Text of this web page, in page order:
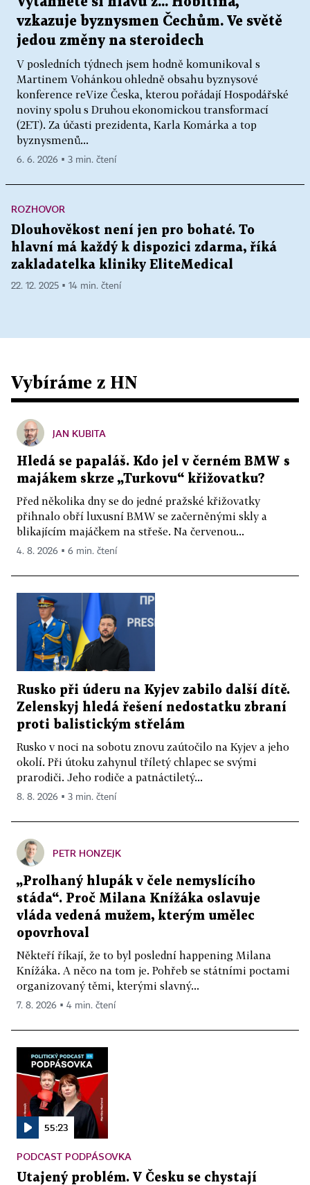
vzkazuje byznysmen Čechům. Ve světě
jedou změny na steroidech
V posledních týdnech jsem hodně komunikoval s
Martinem Vohánkou ohledně obsahu byznysové
konference reVize Česka, kterou pořádají Hospodářské
noviny spolu s Druhou ekonomickou transformací
(2ET). Za účasti prezidenta, Karla Komárka a top
byznysmenů...
6. 6. 2026 ▪ 3 min. čtení
ROZHOVOR
Dlouhověkost není jen pro bohaté. To
hlavní má každý k dispozici zdarma, říká
zakladatelka kliniky EliteMedical
22. 12. 2025 ▪ 14 min. čtení
Vybíráme z HN
JAN KUBITA
Hledá se papaláš. Kdo jel v černém BMW s
majákem skrze „Turkovu“ křižovatku?
Před několika dny se do jedné pražské křižovatky
přihnalo obří luxusní BMW se začerněnými skly a
blikajícím majáčkem na střeše. Na červenou...
4. 8. 2026 ▪ 6 min. čtení
Rusko při úderu na Kyjev zabilo další dítě.
Zelenskyj hledá řešení nedostatku zbraní
proti balistickým střelám
Rusko v noci na sobotu znovu zaútočilo na Kyjev a jeho
okolí. Při útoku zahynul tříletý chlapec se svými
prarodiči. Jeho rodiče a patnáctiletý...
8. 8. 2026 ▪ 3 min. čtení
PETR HONZEJK
„Prolhaný hlupák v čele nemyslícího
stáda“. Proč Milana Knížáka oslavuje
vláda vedená mužem, kterým umělec
opovrhoval
Někteří říkají, že to byl poslední happening Milana
Knížáka. A něco na tom je. Pohřeb se státními poctami
organizovaný těmi, kterými slavný...
7. 8. 2026 ▪ 4 min. čtení
55:23
PODCAST PODPÁSOVKA
Utajený problém. V Česku se chystají